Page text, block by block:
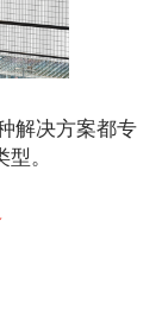
解决方案都专
。